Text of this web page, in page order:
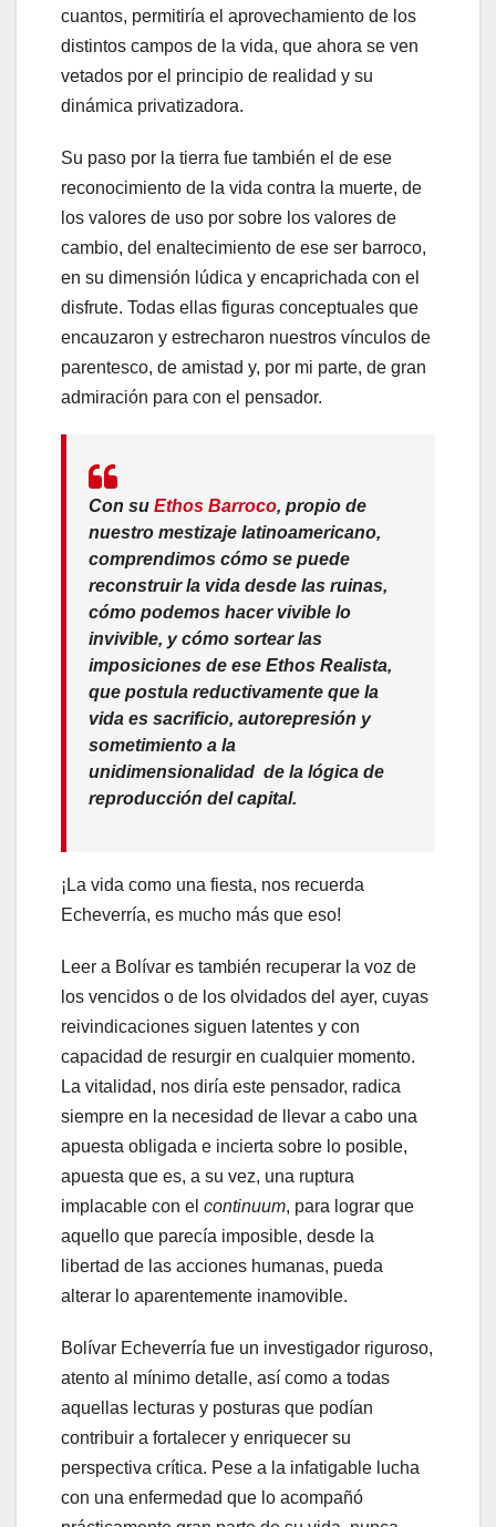
cuantos, permitiría el aprovechamiento de los
distintos campos de la vida, que ahora se ven
vetados por el principio de realidad y su
dinámica privatizadora.
Su paso por la tierra fue también el de ese
reconocimiento de la vida contra la muerte, de
los valores de uso por sobre los valores de
cambio, del enaltecimiento de ese ser barroco,
en su dimensión lúdica y encaprichada con el
disfrute. Todas ellas figuras conceptuales que
encauzaron y estrecharon nuestros vínculos de
parentesco, de amistad y, por mi parte, de gran
admiración para con el pensador.
Con su Ethos Barroco, propio de
nuestro mestizaje latinoamericano,
comprendimos cómo se puede
reconstruir la vida desde las ruinas,
cómo podemos hacer vivible lo
invivible, y cómo sortear las
imposiciones de ese Ethos Realista,
que postula reductivamente que la
vida es sacrificio, autorepresión y
sometimiento a la
unidimensionalidad de la lógica de
reproducción del capital.
¡La vida como una fiesta, nos recuerda
Echeverría, es mucho más que eso!
Leer a Bolívar es también recuperar la voz de
los vencidos o de los olvidados del ayer, cuyas
reivindicaciones siguen latentes y con
capacidad de resurgir en cualquier momento.
La vitalidad, nos diría este pensador, radica
siempre en la necesidad de llevar a cabo una
apuesta obligada e incierta sobre lo posible,
apuesta que es, a su vez, una ruptura
implacable con el continuum, para lograr que
aquello que parecía imposible, desde la
libertad de las acciones humanas, pueda
alterar lo aparentemente inamovible.
Bolívar Echeverría fue un investigador riguroso,
atento al mínimo detalle, así como a todas
aquellas lecturas y posturas que podían
contribuir a fortalecer y enriquecer su
perspectiva crítica. Pese a la infatigable lucha
con una enfermedad que lo acompañó